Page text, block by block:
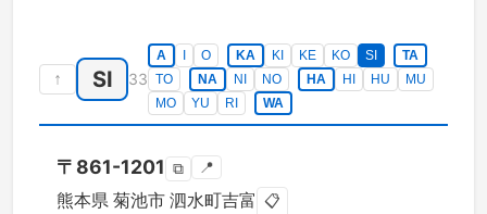
↑ SI 33
A O KA KI KE KO SI
TA
TO
NA NI NO HA HI HU
MU
MO
YU RI WA
〒 861-1201 ⧉ 📍
熊本県 菊池市 泗水町吉富 📋